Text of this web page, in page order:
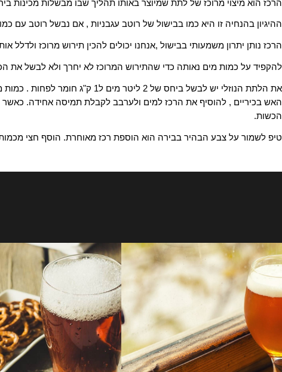
מיצוי מרוכז של לתת שמיוצר באותו תהליך שבו מבשלות מכינות
בהנחיה זו היא כמו בבישול של רוטב עגבניות , אם נבשל רוטב עם כמות
, להוסיף את הרכז למים ולערבב לקבלת תמיסה אחידה. כאשר